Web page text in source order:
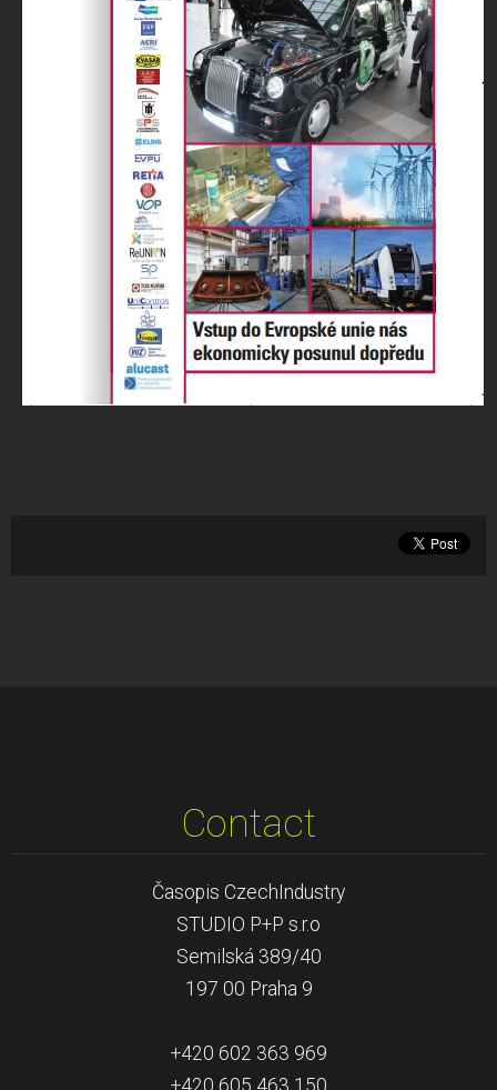
Contact
Časopis CzechIndustry
STUDIO P+P s.r.o
Semilská 389/40
197 00 Praha 9
+420 602 363 969
+420 605 463 150